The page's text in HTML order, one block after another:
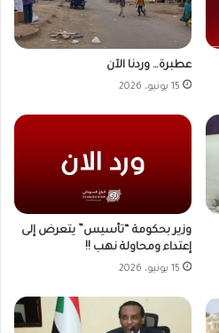
عطبرة… وردنا الآن
15 يونيو، 2026
وزير بحكومة “تأسيس” يتعرض إلى
إعتداء ومحاولة نهب !!
15 يونيو، 2026